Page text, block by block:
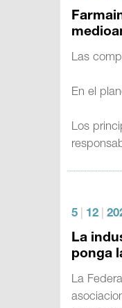
Las
En el
Los
5 12
La
ponga
La